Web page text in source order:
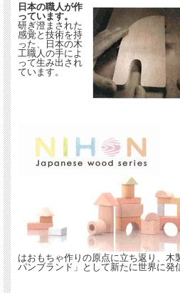
日本の職人が作
っています。
研ぎ澄まされた
感覚と技術を持
った、日本の木
工職人の手によ
って生み出され
ています。
はおもちゃ作りの原点に立ち返り、木
パンブランド」として新たに世界に発